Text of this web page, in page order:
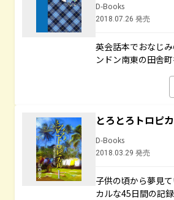
D-Books
2018.07.26 発売
英会話本でおなじ
ンドン南東の田舎町
とろとろトロピ
D-Books
2018.03.29 発売
子供の頃から夢見
カルな45日間の記録